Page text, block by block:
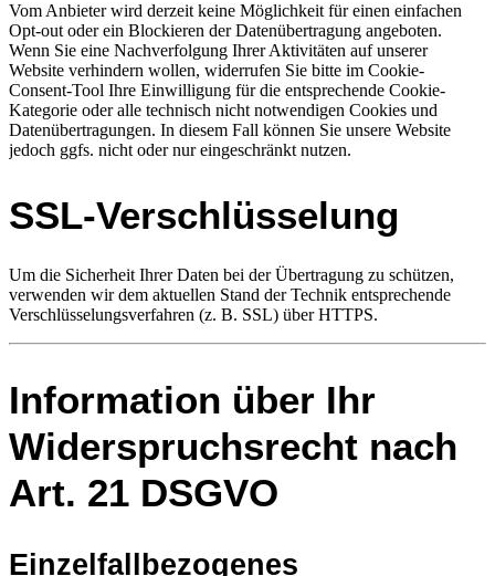
Vom Anbieter wird derzeit keine Möglichkeit für einen einfachen
Opt-out oder ein Blockieren der Datenübertragung angeboten.
Wenn Sie eine Nachverfolgung Ihrer Aktivitäten auf unserer
Website verhindern wollen, widerrufen Sie bitte im Cookie-
Consent-Tool Ihre Einwilligung für die entsprechende Cookie-
Kategorie oder alle technisch nicht notwendigen Cookies und
Datenübertragungen. In diesem Fall können Sie unsere Website
jedoch ggfs. nicht oder nur eingeschränkt nutzen.
SSL-Verschlüsselung
Um die Sicherheit Ihrer Daten bei der Übertragung zu schützen,
verwenden wir dem aktuellen Stand der Technik entsprechende
Verschlüsselungsverfahren (z. B. SSL) über HTTPS.
Information über Ihr
Widerspruchsrecht nach
Art. 21 DSGVO
Einzelfallbezogenes